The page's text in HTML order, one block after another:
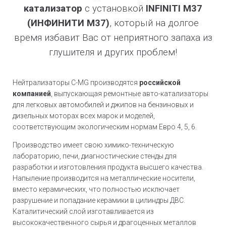
катализатор с установкой INFINITI M37
(ИНФИНИТИ М37), который на долгое
время избавит Вас от неприятного запаха из
глушителя и других проблем!
Нейтрализаторы C-MG производятся российской
компанией , выпускающая ремонтные авто-катализаторы
для легковых автомобилей и джипов на бензиновых и
дизельных моторах всех марок и моделей,
соответствующим экологическим нормам Евро 4, 5, 6.
Производство имеет свою химико-техническую
лабораторию, печи, диагностические стенды для
разработки и изготовления продукта высшего качества.
Напыление производится на металлические носители,
вместо керамических, что полностью исключает
разрушение и попадание керамики в цилиндры ДВС.
Каталитический слой изготавливается из
высококачественного сырья и драгоценных металлов